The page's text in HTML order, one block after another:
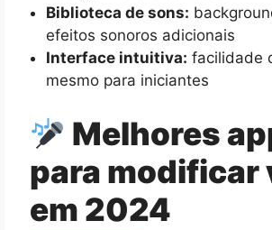
Biblioteca de sons:
efeitos sonoros adicionais
Interface intuitiva: facilidade
mesmo para iniciantes
Melhores
para modificar
em 2024